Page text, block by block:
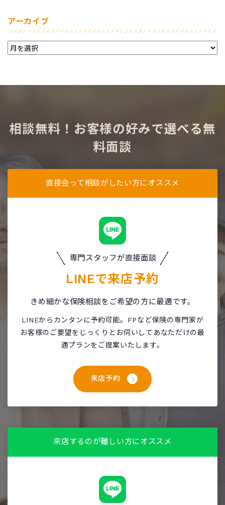
アーカイブ
相談無料！お客様の好みで選べる無
料面談
直接会って相談がしたい方にオススメ
専門スタッフが直接面談
LINEで来店予約
きめ細かな保険相談をご希望の方に最適です。
LINEからカンタンに予約可能。FPなど保険の専門家が
お客様のご要望をじっくりとお伺いしてあなただけの最
適プランをご提案いたします。
来店予約
来店するのが難しい方にオススメ